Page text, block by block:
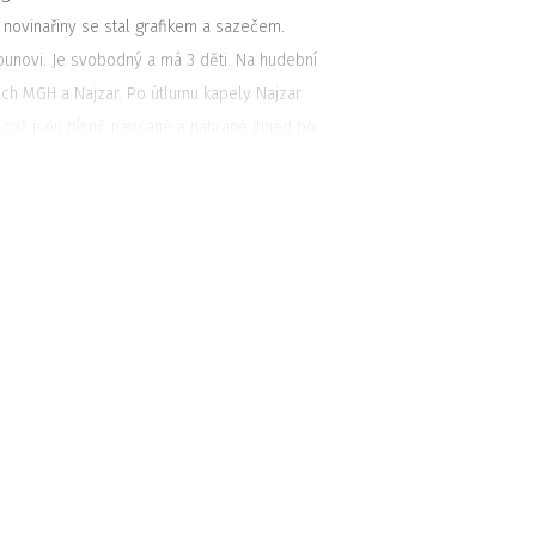
se stal grafikem a sazečem.
Je svobodný a má 3 děti. Na hudební
MGH a Najzar. Po útlumu kapely Najzar
roky později kapela David Stypka a